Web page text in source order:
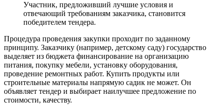
Участник, предложивший лучшие условия и
отвечающий требованиям заказчика, становится
победителем тендера.
Процедура проведения закупки проходит по заданному
принципу. Заказчику (например, детскому саду) государство
выделяет из бюджета финансирование на организацию
питания, покупку мебели, установку оборудования,
проведение ремонтных работ. Купить продукты или
строительные материалы напрямую садик не может. Он
объявляет тендер и выбирает наилучшее предложение по
стоимости, качеству.